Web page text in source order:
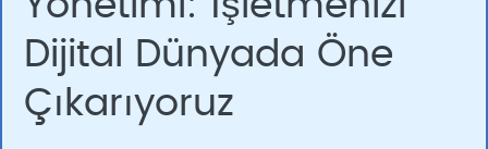
Dijital Dünyada Öne
Çıkarıyoruz